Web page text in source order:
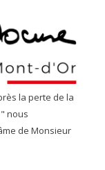
la perte de la
nous
de Monsieur